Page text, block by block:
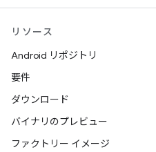
リソース
Android リポジトリ
要件
ダウンロード
バイナリのプレビュー
ファクトリー イメージ